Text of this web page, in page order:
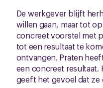
De werkgever blijft
willen gaan, maar tot
concreet voorstel met
tot een resultaat te
ontvangen. Praten
een concreet resultaat.
geeft het gevoel dat ze